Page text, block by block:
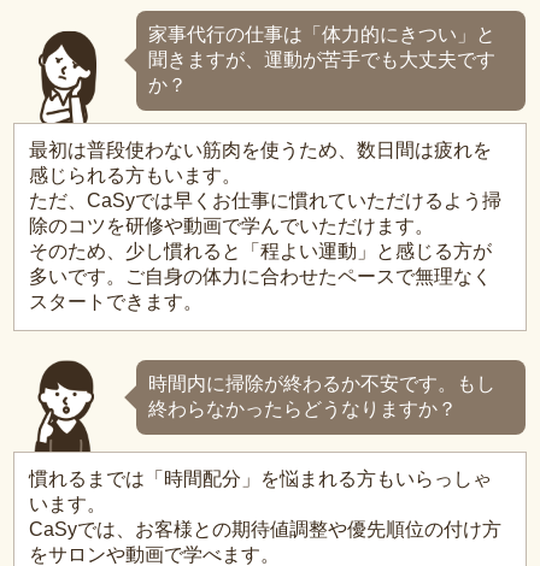
家事代行の仕事は「体力的にきつい」と
聞きますが、運動が苦手でも大丈夫です
か？
最初は普段使わない筋肉を使うため、数日間は疲れを
感じられる方もいます。
ただ、CaSyでは早くお仕事に慣れていただけるよう掃
除のコツを研修や動画で学んでいただけます。
そのため、少し慣れると「程よい運動」と感じる方が
多いです。ご自身の体力に合わせたペースで無理なく
スタートできます。
時間内に掃除が終わるか不安です。もし
終わらなかったらどうなりますか？
慣れるまでは「時間配分」を悩まれる方もいらっしゃ
います。
CaSyでは、お客様との期待値調整や優先順位の付け方
をサロンや動画で学べます。